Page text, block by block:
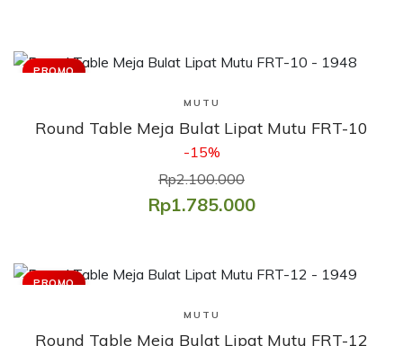
PROMO
Lihat Produk
MUTU
Round Table Meja Bulat Lipat Mutu FRT-10
-15%
Rp2.100.000
Rp1.785.000
PROMO
Lihat Produk
MUTU
Round Table Meja Bulat Lipat Mutu FRT-12